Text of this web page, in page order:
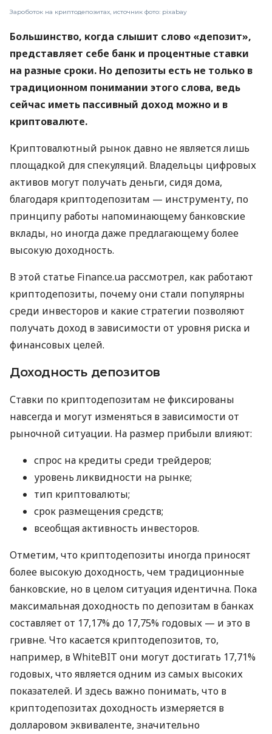
Зароботок на криптодепозитах, источник фото: pixabay
Большинство, когда слышит слово «депозит»,
представляет себе банк и процентные ставки
на разные сроки. Но депозиты есть не только в
традиционном понимании этого слова, ведь
сейчас иметь пассивный доход можно и в
криптовалюте.
Криптовалютный рынок давно не является лишь
площадкой для спекуляций. Владельцы цифровых
активов могут получать деньги, сидя дома,
благодаря криптодепозитам — инструменту, по
принципу работы напоминающему банковские
вклады, но иногда даже предлагающему более
высокую доходность.
В этой статье Finance.ua рассмотрел, как работают
криптодепозиты, почему они стали популярны
среди инвесторов и какие стратегии позволяют
получать доход в зависимости от уровня риска и
финансовых целей.
Доходность депозитов
Ставки по криптодепозитам не фиксированы
навсегда и могут изменяться в зависимости от
рыночной ситуации. На размер прибыли влияют:
спрос на кредиты среди трейдеров;
уровень ликвидности на рынке;
тип криптовалюты;
срок размещения средств;
всеобщая активность инвесторов.
Отметим, что криптодепозиты иногда приносят
более высокую доходность, чем традиционные
банковские, но в целом ситуация идентична. Пока
максимальная доходность по депозитам в банках
составляет от 17,17% до 17,75% годовых — и это в
гривне. Что касается криптодепозитов, то,
например, в WhiteBIT они могут достигать 17,71%
годовых, что является одним из самых высоких
показателей. И здесь важно понимать, что в
криптодепозитах доходность измеряется в
долларовом эквиваленте, значительно